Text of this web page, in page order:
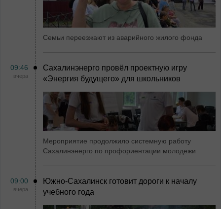
Семьи переезжают из аварийного жилого фонда
09:46
вчера
Сахалинэнерго провёл проектную игру
«Энергия будущего» для школьников
Мероприятие продолжило системную работу
Сахалинэнерго по профориентации молодежи
09:00
вчера
Южно-Сахалинск готовит дороги к началу
учебного года